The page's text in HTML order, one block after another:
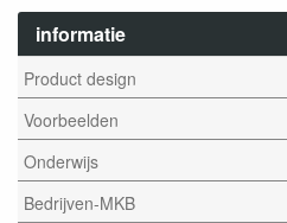
informatie
Product design
Voorbeelden
Onderwijs
Bedrijven-MKB